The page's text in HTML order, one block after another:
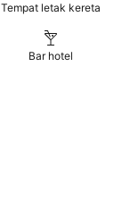
Tempat letak kereta
Bar hotel